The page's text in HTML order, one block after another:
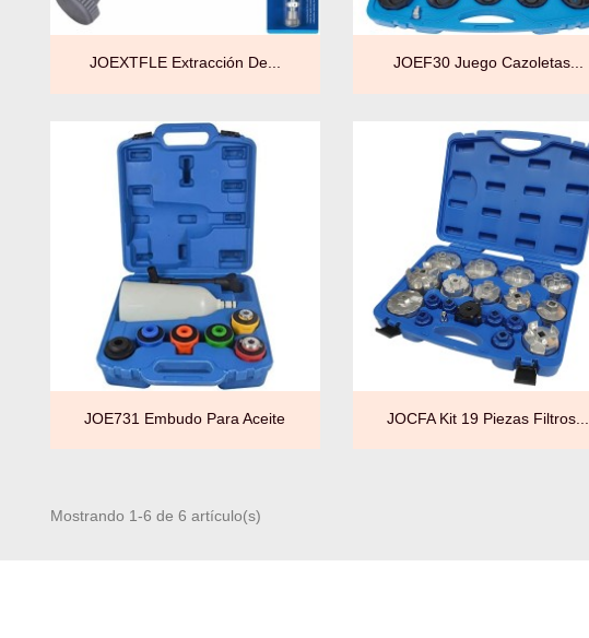
Vista rápida
JOEXTFLE Extracción De...  Vista rápida
JOEF30 Juego Cazoletas...
Vista rápida
JOE731 Embudo Para Aceite Vista rápida
JOCFA Kit 19 Piezas Filtros...
Mostrando 1-6 de 6 artículo(s)